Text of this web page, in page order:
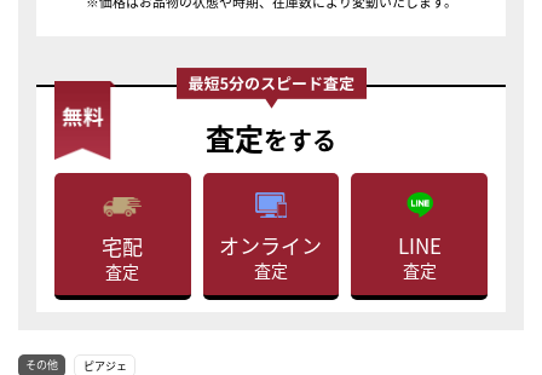
査定をする
宅配
査定
オンライン
査定
LINE
査定
その他 ピアジェ